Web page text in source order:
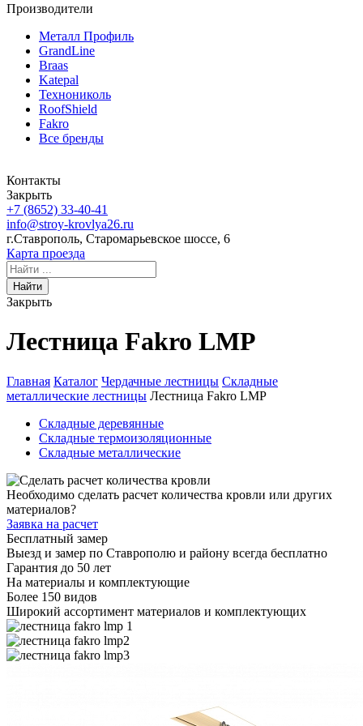
Производители
Металл Профиль
GrandLine
Braas
Katepal
Технониколь
RoofShield
Fakro
Все бренды
Контакты
Закрыть
+7 (8652) 33-40-41
info@stroy-krovlya26.ru
г.Ставрополь, Старомарьевское шоссе, 6
Карта проезда
Найти
Закрыть
Лестница Fakro LMP
Главная Каталог Чердачные лестницы Складные
металлические лестницы Лестница Fakro LMP
Складные деревянные
Складные термоизоляционные
Складные металлические
Необходимо сделать расчет количества кровли или других
материалов?
Заявка на расчет
Бесплатный замер
Выезд и замер по Ставрополю и району всегда бесплатно
Гарантия до 50 лет
На материалы и комплектующие
Более 150 видов
Широкий ассортимент материалов и комплектующих